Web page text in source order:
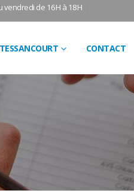
vendredi de 16H à 18H
CONTACT